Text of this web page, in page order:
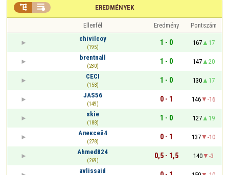
EREDMÉNYEK
 
Ellenfél Eredmény
Pontszám
chivilcoy
(195)
1 - 0 167
17
brentnall
(230)
1 - 0 147
20
CECI
(158)
1 - 0 130
17
JAS56
(149)
0 - 1 146
-16
skie
(188)
1 - 0 127
19
Алексей4
(278)
0 - 1 137
-10
Ahmed824
(269)
0,5 - 1,5 140
-3
avlissaid